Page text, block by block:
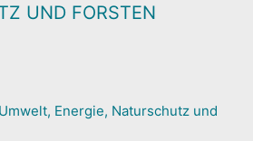
UND FORSTEN
Energie, Naturschutz und
TÜR